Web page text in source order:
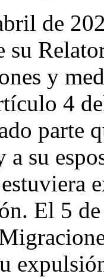
de
su
y
4
parte
a su
El 5